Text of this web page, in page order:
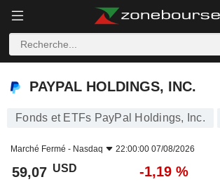
PAYPAL HOLDINGS, INC.
PAYPAL HOLDINGS, INC.
Fonds et ETFs PayPal Holdings, Inc.
Marché Fermé - Nasdaq 22:00:00 07/08/2026
59,07 USD -1,19 %